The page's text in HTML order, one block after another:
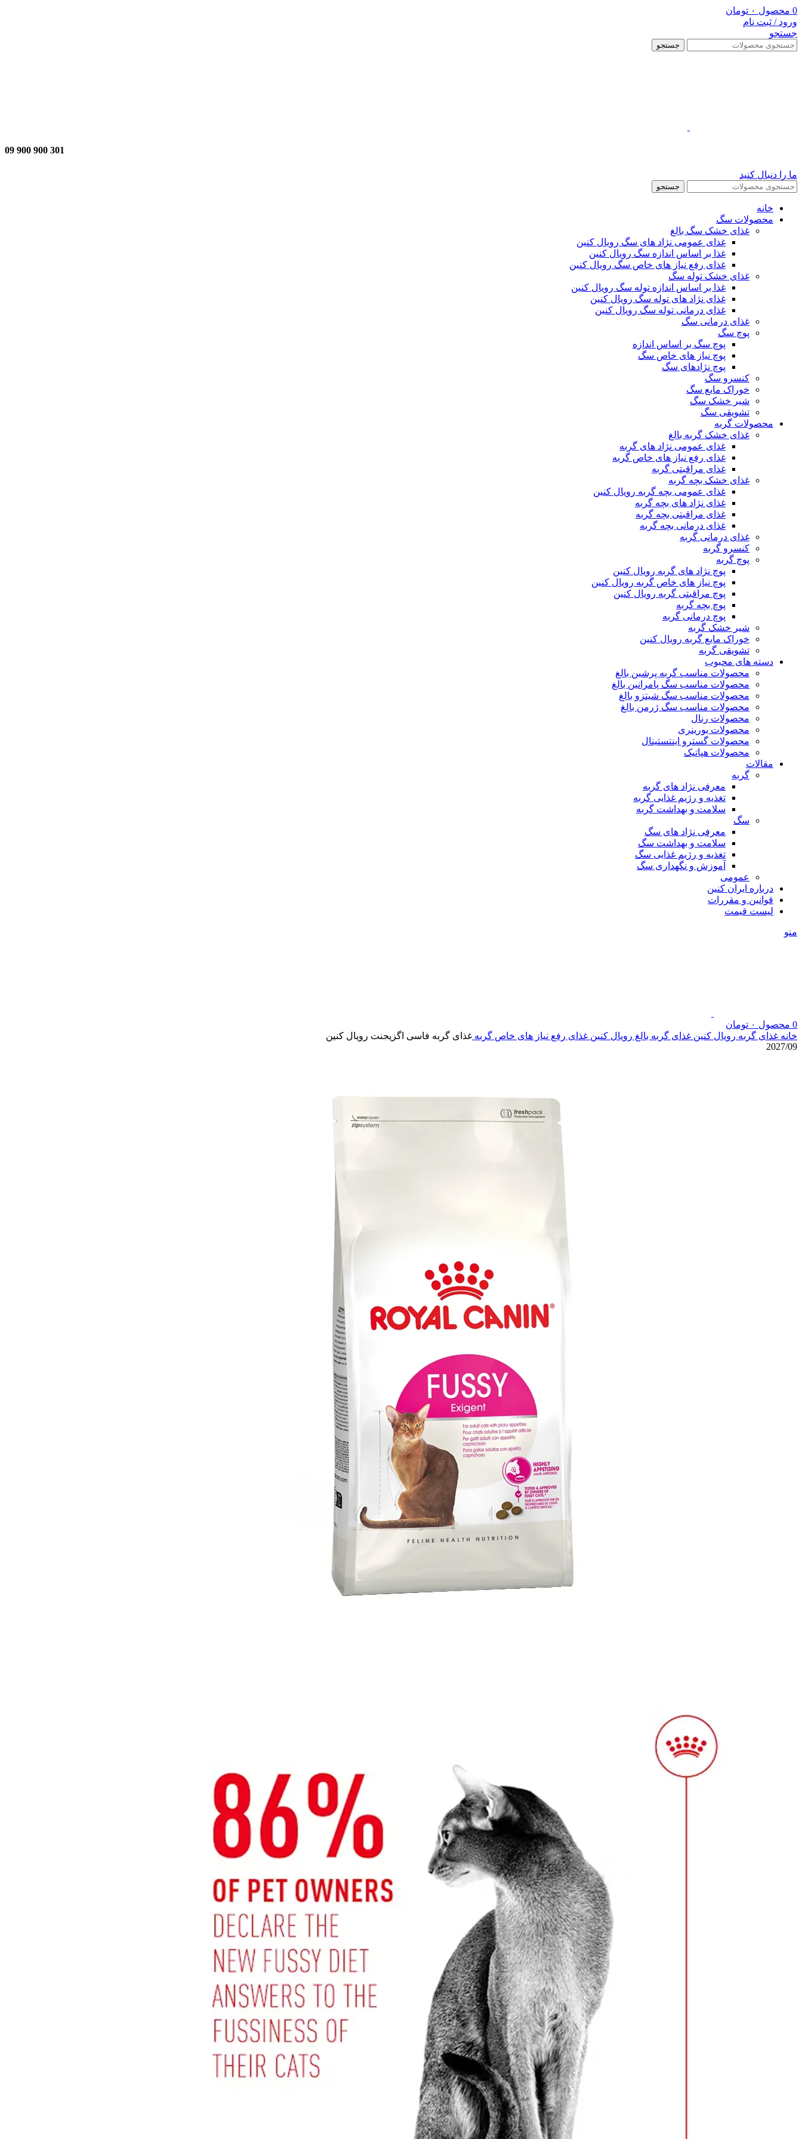
0 محصول ۰ تومان
ورود / ثبت نام
جستجو
جستجو
301 900 900 09
ما را دنبال کنید
جستجو
خانه
محصولات سگ
غذای خشک سگ بالغ
غذای عمومی نژاد های سگ رویال کنین
غذا بر اساس اندازه سگ رویال کنین
غذای رفع نیاز های خاص سگ رویال کنین
غذای خشک توله سگ
غذا بر اساس اندازه توله سگ رویال کنین
غذای نژاد های توله سگ رویال کنین
غذای درمانی توله سگ رویال کنین
غذای درمانی سگ
پوچ سگ
پوچ سگ بر اساس اندازه
پوچ نیاز های خاص سگ
پوچ نژادهای سگ
کنسرو سگ
خوراک مایع سگ
شیر خشک سگ
تشویقی سگ
محصولات گربه
غذای خشک گربه بالغ
غذای عمومی نژاد های گربه
غذای رفع نیاز های خاص گربه
غذای مراقبتی گربه
غذای خشک بچه گربه
غذای عمومی بچه گربه رویال کنین
غذای نژاد های بچه گربه
غذای مراقبتی بچه گربه
غذای درمانی بچه گربه
غذای درمانی گربه
کنسرو گربه
پوچ گربه
پوچ نژاد های گربه رویال کنین
پوچ نیاز های خاص گربه رویال کنین
پوچ مراقبتی گربه رویال کنین
پوچ بچه گربه
پوچ درمانی گربه
شیر خشک گربه
خوراک مایع گربه رویال کنین
تشویقی گربه
دسته های محبوب
محصولات مناسب گربه پرشین بالغ
محصولات مناسب سگ پامرانین بالغ
محصولات مناسب سگ شیتزو بالغ
محصولات مناسب سگ ژرمن بالغ
محصولات رنال
محصولات یورینری
محصولات گسترو اینتستینال
محصولات هپاتیک
مقالات
گربه
معرفی نژاد های گربه
تغذیه و رژیم غذایی گربه
سلامت و بهداشت گربه
سگ
معرفی نژاد های سگ
سلامت و بهداشت سگ
تغذیه و رژیم غذایی سگ
آموزش و نگهداری سگ
عمومی
درباره ایران کنین
قوانین و مقررات
لیست قیمت
منو
0 محصول ۰ تومان
خانه غذای گربه رویال کنین غذای گربه بالغ رویال کنین غذای رفع نیاز های خاص گربه غذای گربه فاسی اگزیجنت رویال کنین
2027/09